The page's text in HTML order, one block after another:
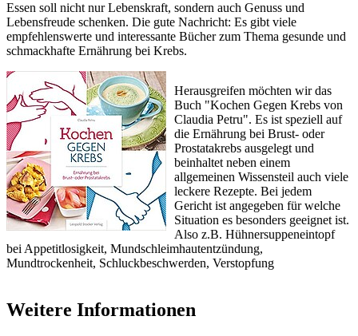
Essen soll nicht nur Lebenskraft, sondern auch Genuss und
Lebensfreude schenken. Die gute Nachricht: Es gibt viele
empfehlenswerte und interessante Bücher zum Thema gesunde und
schmackhafte Ernährung bei Krebs.
Herausgreifen möchten wir das
Buch "Kochen Gegen Krebs von
Claudia Petru". Es ist speziell auf
die Ernährung bei Brust- oder
Prostatakrebs ausgelegt und
beinhaltet neben einem
allgemeinen Wissensteil auch viele
leckere Rezepte. Bei jedem
Gericht ist angegeben für welche
Situation es besonders geeignet ist.
Also z.B. Hühnersuppeneintopf
bei Appetitlosigkeit, Mundschleimhautentzündung,
Mundtrockenheit, Schluckbeschwerden, Verstopfung
Weitere Informationen